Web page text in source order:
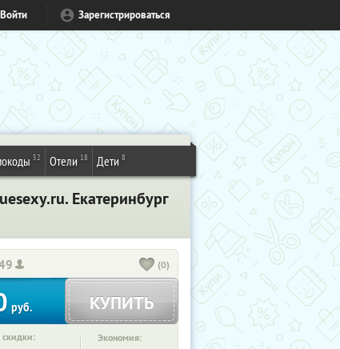
Войти Зарегистрироваться
52 Отели 18 Дети 8
Екатеринбург
(0)
руб. КУПИТЬ
скидки: Экономия: